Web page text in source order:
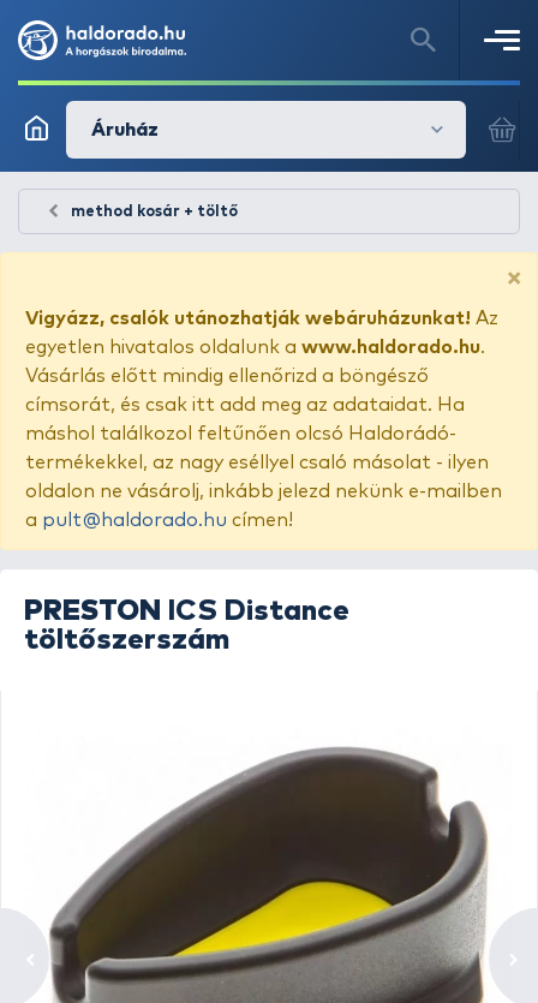
Áruház
method kosár + töltő
×
Vigyázz, csalók utánozhatják webáruházunkat! Az
egyetlen hivatalos oldalunk a www.haldorado.hu.
Vásárlás előtt mindig ellenőrizd a böngésző
címsorát, és csak itt add meg az adataidat. Ha
máshol találkozol feltűnően olcsó Haldorádó-
termékekkel, az nagy eséllyel csaló másolat - ilyen
oldalon ne vásárolj, inkább jelezd nekünk e-mailben
a pult@haldorado.hu címen!
PRESTON
ICS Distance
töltőszerszám